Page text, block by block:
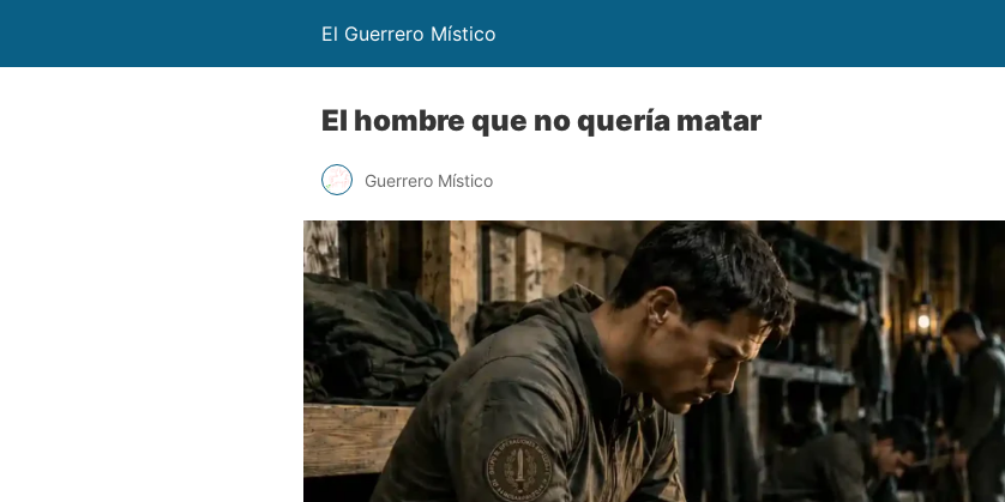
El Guerrero Místico
El hombre que no quería matar
Guerrero Místico